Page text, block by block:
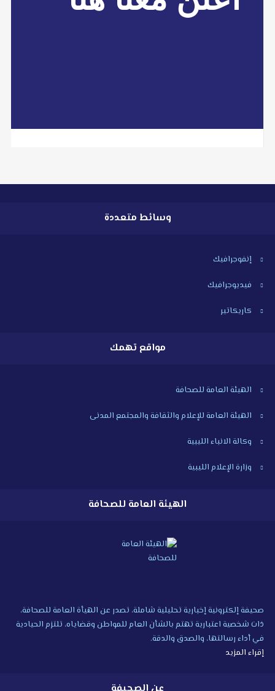
وسائط متعددة
إنفوجرافيك
فيديوجرافيك
كاريكاتير
مواقع تهمك
الهيئة العامة للصحافة
الهيئة العامة للإعلام والثقافة والمجتمع المدنى
وكالة الانباء الليبية
وزارة الإعلام الليبية
الهيئة العامة للصحافة
صحيفة إلكترونية إخبارية تحليلية شاملة، تصدر عن الهيأة العامة للصحافة،
ذات شخصية اعتبارية تهتم بالشأن العام للمواطن وقضاياه، تلتزم الحيادية
في أداء رسالتها، والصدق والدقة.
إقراء المزيد